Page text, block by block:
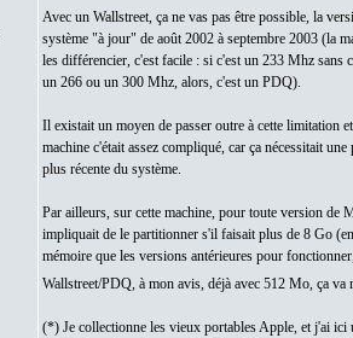
Avec un Wallstreet, ça ne vas pas être possible, la
système "à jour" de août 2002 à septembre 2003 (la
les différencier, c'est facile : si c'est un 233 Mhz
un 266 ou un 300 Mhz, alors, c'est un PDQ).
Il existait un moyen de passer outre à cette limitation
machine c'était assez compliqué, car ça nécessitait
plus récente du système.
Par ailleurs, sur cette machine, pour toute version de
impliquait de le partitionner s'il faisait plus de 8 Go
mémoire que les versions antérieures pour
Wallstreet/PDQ, à mon avis, déjà avec 512 Mo, ça
(*) Je collectionne les vieux portables Apple, et j'ai